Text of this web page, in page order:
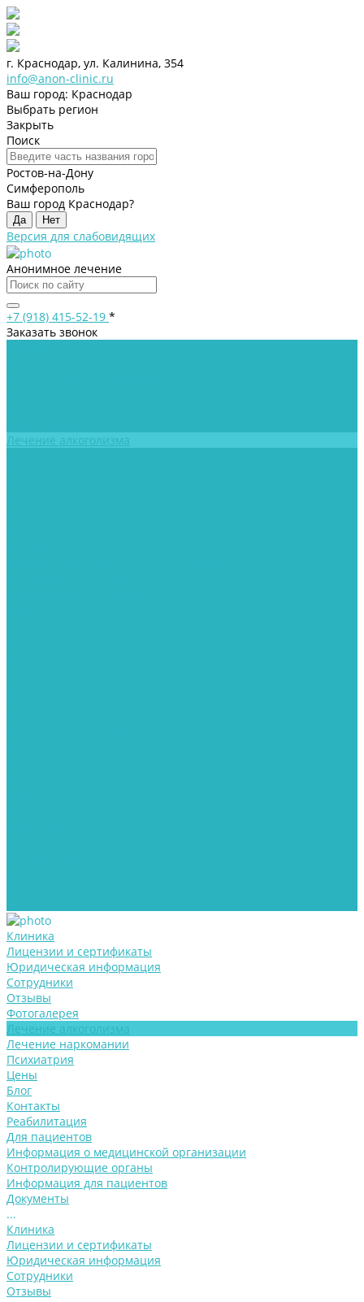
г. Краснодар, ул. Калинина, 354
info@anon-clinic.ru
Ваш город: Краснодар
Выбрать регион
Закрыть
Поиск
Ростов-на-Дону
Симферополь
Ваш город Краснодар?
Да Нет
Версия для слабовидящих
Анонимное лечение
+7 (918) 415-52-19 *
Заказать звонок
Лечение алкоголизма
Клиника
Лицензии и сертификаты
Юридическая информация
Сотрудники
Отзывы
Фотогалерея
Лечение алкоголизма
Лечение наркомании
Психиатрия
Цены
Блог
Контакты
Реабилитация
Для пациентов
Информация о медицинской организации
Контролирующие органы
Информация для пациентов
Документы
...
Клиника
Лицензии и сертификаты
Юридическая информация
Сотрудники
Отзывы